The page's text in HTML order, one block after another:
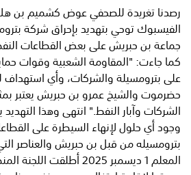
رصدنا تغريدة للصحفي عوض كشميم بن
الفيسبوك توحي بتهديد بإحراق شركة
جماعة بن حبريش على بعض القطاعات
كما جاءت: "المقاومة الشعبية وقوات
على بترومسيلة والشركات، وأي
حضرموت والشيخ عمرو بن حبريش يعتبر
الشركات وآبار النفط." انتهى وهذا
وجود أي حلول لإنهاء السيطرة على
بترومسيله من قبل بن حبريش والعناصر
المعلم 1 ديسمبر 2025